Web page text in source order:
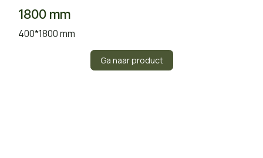
1800 mm
400*1800 mm
Ga naar product